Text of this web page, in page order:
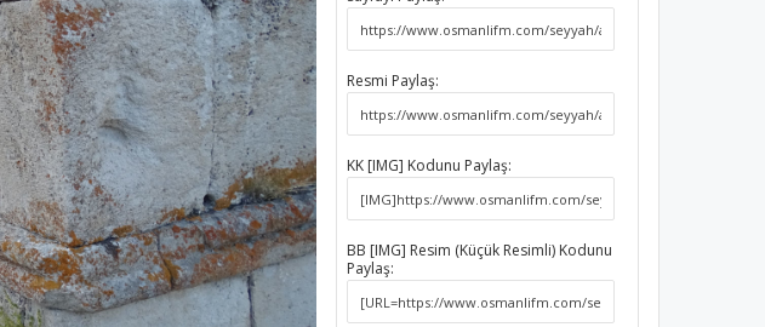
Resmi Paylaş:
KK [IMG] Kodunu Paylaş:
BB [IMG] Resim (Küçük Resimli) Kodunu
Paylaş: